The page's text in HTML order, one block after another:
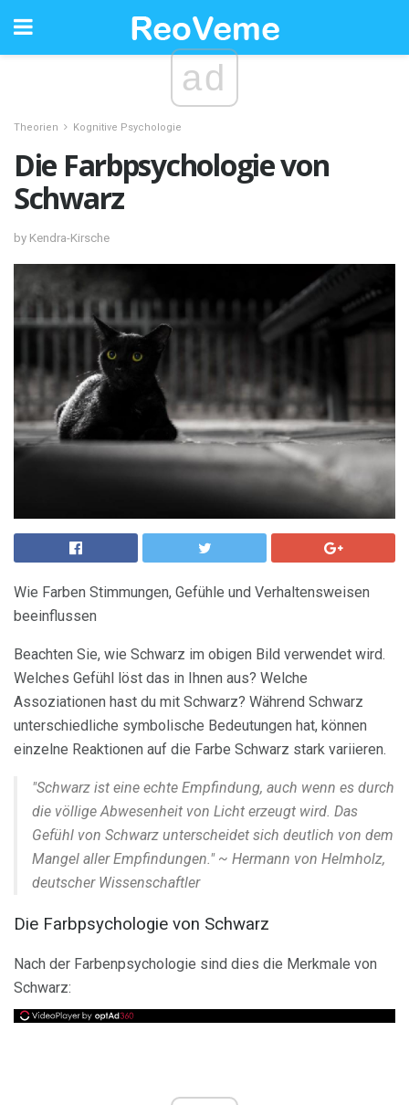
ad
Theorien Kognitive Psychologie
Die Farbpsychologie von
Schwarz
by Kendra-Kirsche
Wie Farben Stimmungen, Gefühle und Verhaltensweisen
beeinflussen
Beachten Sie, wie Schwarz im obigen Bild verwendet wird.
Welches Gefühl löst das in Ihnen aus? Welche
Assoziationen hast du mit Schwarz? Während Schwarz
unterschiedliche symbolische Bedeutungen hat, können
einzelne Reaktionen auf die Farbe Schwarz stark variieren.
"Schwarz ist eine echte Empfindung, auch wenn es durch
die völlige Abwesenheit von Licht erzeugt wird. Das
Gefühl von Schwarz unterscheidet sich deutlich von dem
Mangel aller Empfindungen." ~ Hermann von Helmholz,
deutscher Wissenschaftler
Die Farbpsychologie von Schwarz
Nach der Farbenpsychologie sind dies die Merkmale von
Schwarz: